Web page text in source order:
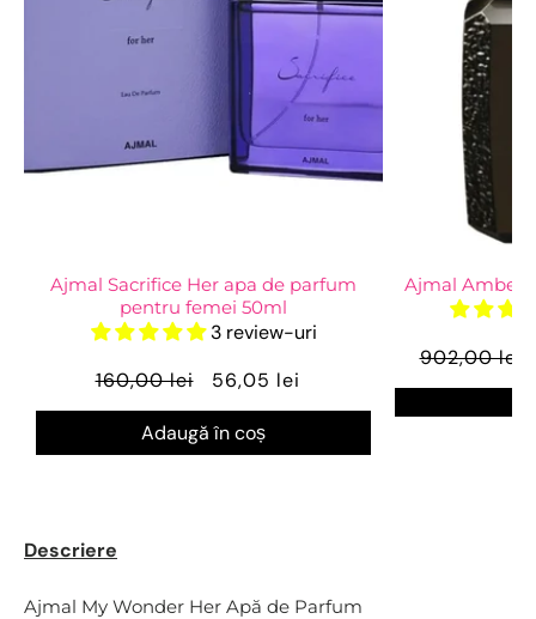
Ajmal Sacrifice Her apa de parfum
pentru femei 50ml
3 review-uri
160,00 lei
56,05 lei
Adaugă în coș
Ajmal Amber
902,00 lei
Descriere
Ajmal My Wonder Her Apă de Parfum